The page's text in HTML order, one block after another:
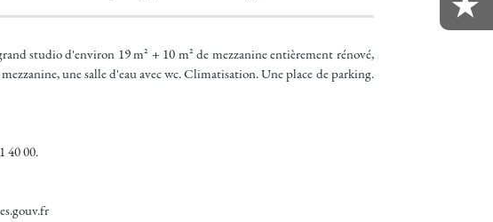
studio d'environ 19 m² + 10 m² de mezzanine entièrement rénové,
une salle d'eau avec wc. Climatisation. Une place de parking.
40 00.